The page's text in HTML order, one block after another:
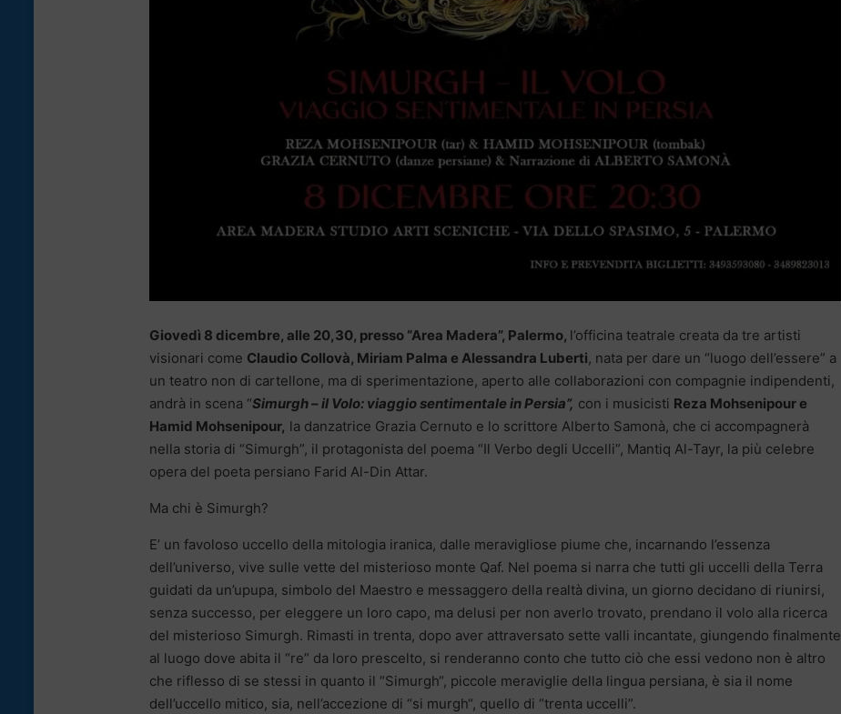
Giovedì 8 dicembre, alle 20,30, presso “Area Madera”, Palermo, l’officina teatrale creata da tre artisti
visionari come Claudio Collovà, Miriam Palma e Alessandra Luberti, nata per dare un “luogo dell’essere” a
un teatro non di cartellone, ma di sperimentazione, aperto alle collaborazioni con compagnie indipendenti,
andrà in scena “Simurgh – il Volo: viaggio sentimentale in Persia”, con i musicisti Reza Mohsenipour e
Hamid Mohsenipour, la danzatrice Grazia Cernuto e lo scrittore Alberto Samonà, che ci accompagnerà
nella storia di “Simurgh”, il protagonista del poema “Il Verbo degli Uccelli”, Mantiq Al-Tayr, la più celebre
opera del poeta persiano Farid Al-Din Attar.
Ma chi è Simurgh?
E’ un favoloso uccello della mitologia iranica, dalle meravigliose piume che, incarnando l’essenza
dell’universo, vive sulle vette del misterioso monte Qaf. Nel poema si narra che tutti gli uccelli della Terra
guidati da un’upupa, simbolo del Maestro e messaggero della realtà divina, un giorno decidano di riunirsi,
senza successo, per eleggere un loro capo, ma delusi per non averlo trovato, prendano il volo alla ricerca
del misterioso Simurgh. Rimasti in trenta, dopo aver attraversato sette valli incantate, giungendo finalmente
al luogo dove abita il “re” da loro prescelto, si renderanno conto che tutto ciò che essi vedono non è altro
che riflesso di se stessi in quanto il “Simurgh“, piccole meraviglie della lingua persiana, è sia il nome
dell’uccello mitico, sia, nell’accezione di “si murgh“, quello di “trenta uccelli”.